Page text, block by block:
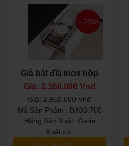
- 20%
Giá bát đĩa inox hộp
Giá: 2.360.000 Vnđ
Giá: 2.950.000 Vnđ
Mã Sản Phẩm : BX03.700
Hãng Sản Xuất: Garis
Xuất xứ: